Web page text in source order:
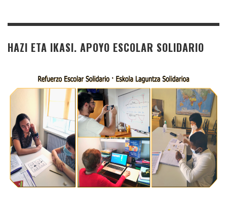
HAZI ETA IKASI. APOYO ESCOLAR SOLIDARIO